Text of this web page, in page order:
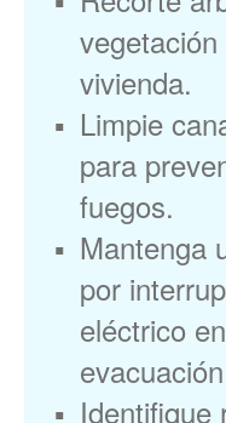
vivienda.
Limpie
para
fuegos.
Mantenga
por
eléctrico
Identifique